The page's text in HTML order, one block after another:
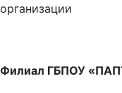
организации
Филиал ГБПОУ